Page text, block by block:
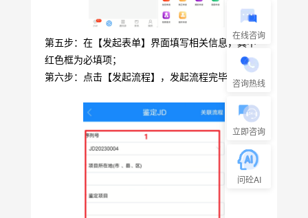
第五步：在【发起表单】界面填写相关信息，其中
红色框为必填项；
第六步：点击【发起流程】，发起流程完毕；
在线咨询
咨询热线
立即咨询
问砼AI